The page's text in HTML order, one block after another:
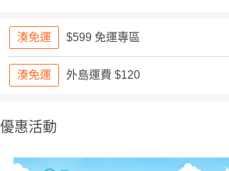
湊免運 $599 免運專區
湊免運 外島運費 $120
優惠活動